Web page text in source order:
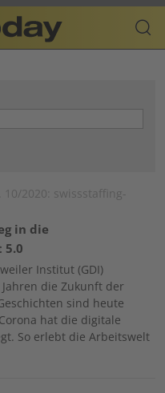
10/2020: swissstaffing-
in die
5.0
Institut (GDI)
die Zukunft der
sind heute
hat die digitale
So erlebt die Arbeitswelt